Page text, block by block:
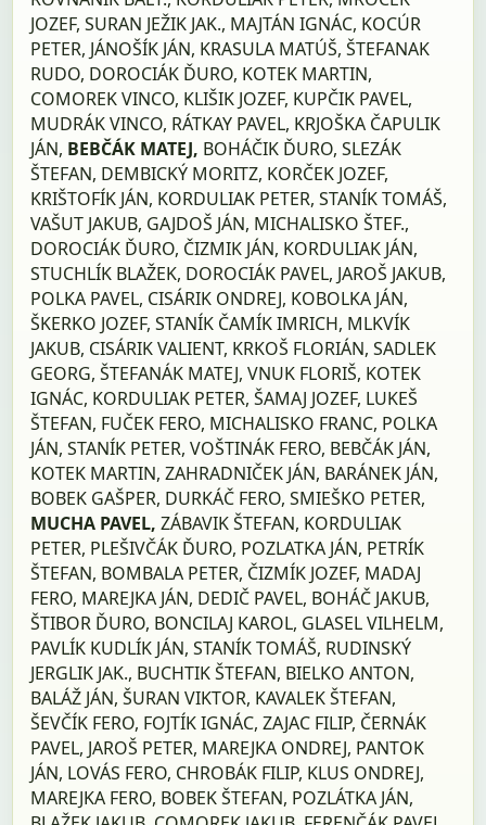
JOZEF, SURAN JEŽIK JAK., MAJTÁN IGNÁC, KOCÚR
PETER, JÁNOŠÍK JÁN, KRASULA MATÚŠ, ŠTEFANAK
RUDO, DOROCIÁK ĎURO, KOTEK MARTIN,
COMOREK VINCO, KLIŠIK JOZEF, KUPČIK PAVEL,
MUDRÁK VINCO, RÁTKAY PAVEL, KRJOŠKA ČAPULIK
JÁN, BEBČÁK MATEJ, BOHÁČIK ĎURO, SLEZÁK
ŠTEFAN, DEMBICKÝ MORITZ, KORČEK JOZEF,
KRIŠTOFÍK JÁN, KORDULIAK PETER, STANÍK TOMÁŠ,
VAŠUT JAKUB, GAJDOŠ JÁN, MICHALISKO ŠTEF.,
DOROCIÁK ĎURO, ČIZMIK JÁN, KORDULIAK JÁN,
STUCHLÍK BLAŽEK, DOROCIÁK PAVEL, JAROŠ JAKUB,
POLKA PAVEL, CISÁRIK ONDREJ, KOBOLKA JÁN,
ŠKERKO JOZEF, STANÍK ČAMÍK IMRICH, MLKVÍK
JAKUB, CISÁRIK VALIENT, KRKOŠ FLORIÁN, SADLEK
GEORG, ŠTEFANÁK MATEJ, VNUK FLORIŠ, KOTEK
IGNÁC, KORDULIAK PETER, ŠAMAJ JOZEF, LUKEŠ
ŠTEFAN, FUČEK FERO, MICHALISKO FRANC, POLKA
JÁN, STANÍK PETER, VOŠTINÁK FERO, BEBČÁK JÁN,
KOTEK MARTIN, ZAHRADNIČEK JÁN, BARÁNEK JÁN,
BOBEK GAŠPER, DURKÁČ FERO, SMIEŠKO PETER,
MUCHA PAVEL, ZÁBAVIK ŠTEFAN, KORDULIAK
PETER, PLEŠIVČÁK ĎURO, POZLATKA JÁN, PETRÍK
ŠTEFAN, BOMBALA PETER, ČIZMÍK JOZEF, MADAJ
FERO, MAREJKA JÁN, DEDIČ PAVEL, BOHÁČ JAKUB,
ŠTIBOR ĎURO, BONCILAJ KAROL, GLASEL VILHELM,
PAVLÍK KUDLÍK JÁN, STANÍK TOMÁŠ, RUDINSKÝ
JERGLIK JAK., BUCHTIK ŠTEFAN, BIELKO ANTON,
BALÁŽ JÁN, ŠURAN VIKTOR, KAVALEK ŠTEFAN,
ŠEVČÍK FERO, FOJTÍK IGNÁC, ZAJAC FILIP, ČERNÁK
PAVEL, JAROŠ PETER, MAREJKA ONDREJ, PANTOK
JÁN, LOVÁS FERO, CHROBÁK FILIP, KLUS ONDREJ,
MAREJKA FERO, BOBEK ŠTEFAN, POZLÁTKA JÁN,